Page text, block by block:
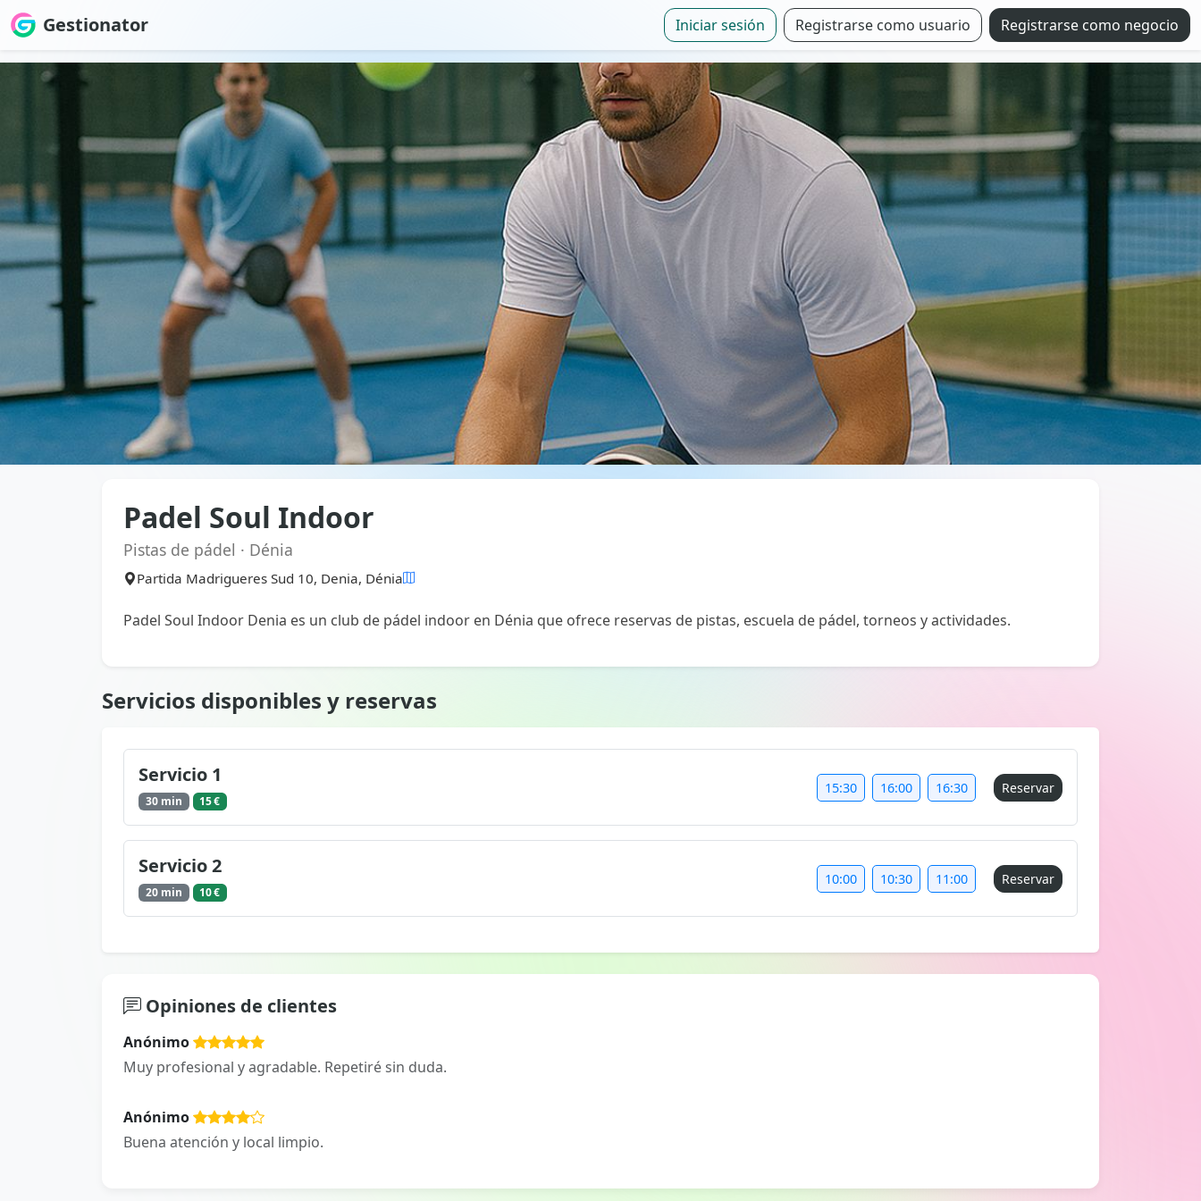
Gestionator Iniciar sesión Registrarse como usuario Registrarse como negocio
Padel Soul Indoor
Pistas de pádel · Dénia
Partida Madrigueres Sud 10, Denia, Dénia
Padel Soul Indoor Denia es un club de pádel indoor en Dénia que ofrece reservas de pistas, escuela de pádel, torneos y actividades.
Servicios disponibles y reservas
Servicio 1
30 min 15 €
15:30 16:00 16:30 Reservar
Servicio 2
20 min 10 €
10:00 10:30 11:00 Reservar
Opiniones de clientes
Anónimo
Muy profesional y agradable. Repetiré sin duda.
Anónimo
Buena atención y local limpio.